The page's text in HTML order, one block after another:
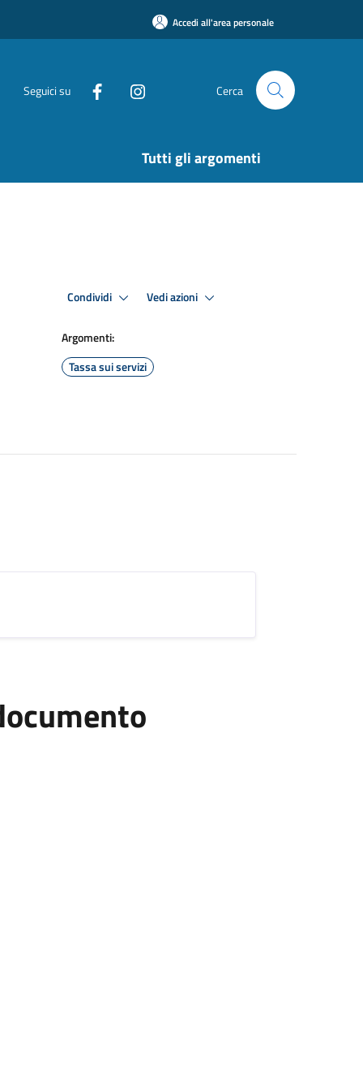
Accedi all'area personale
Seguici su Cerca
Tutti gli argomenti
Condividi Vedi azioni
Argomenti:
Tassa sui servizi